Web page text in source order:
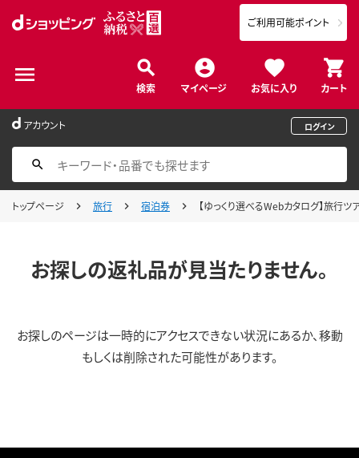
検索 マイページ お気に入り カート
ご利用可能ポイント
アカウント ログイン
トップページ 旅行 宿泊券 【ゆっくり選べるWebカタログ】旅行ツ
お探しの返礼品が見当たりません。
お探しのページは一時的にアクセスできない状況にあるか、移動
もしくは削除された可能性があります。